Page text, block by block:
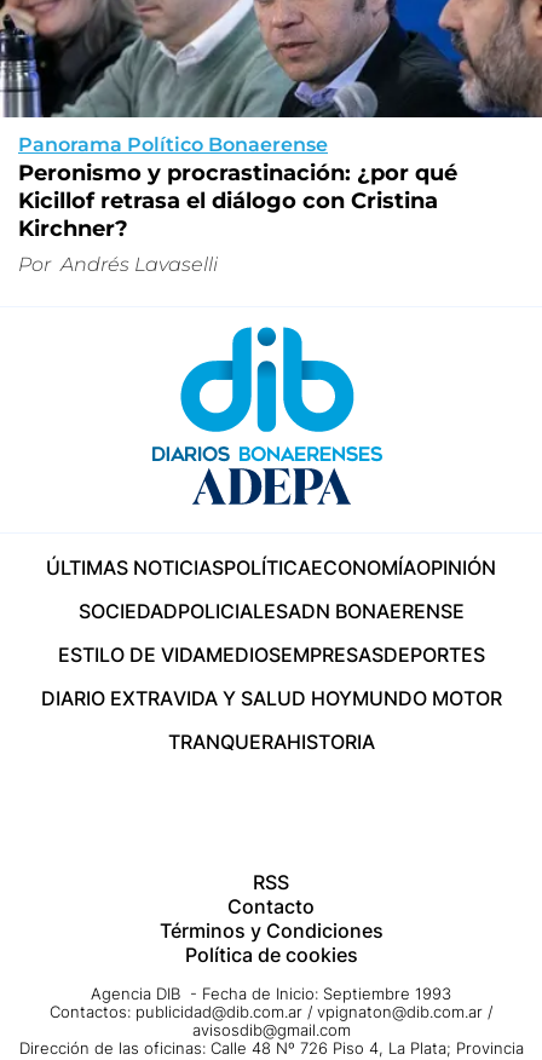
Panorama Político Bonaerense
Peronismo y procrastinación: ¿por qué
Kicillof retrasa el diálogo con Cristina
Kirchner?
Por Andrés Lavaselli
ÚLTIMAS NOTICIASPOLÍTICAECONOMÍAOPINIÓN
SOCIEDADPOLICIALESADN BONAERENSE
ESTILO DE VIDAMEDIOSEMPRESASDEPORTES
DIARIO EXTRAVIDA Y SALUD HOYMUNDO MOTOR
TRANQUERAHISTORIA
RSS
Contacto
Términos y Condiciones
Política de cookies
Agencia DIB - Fecha de Inicio: Septiembre 1993
Contactos: publicidad@dib.com.ar / vpignaton@dib.com.ar /
avisosdib@gmail.com
Dirección de las oficinas: Calle 48 Nº 726 Piso 4, La Plata; Provincia